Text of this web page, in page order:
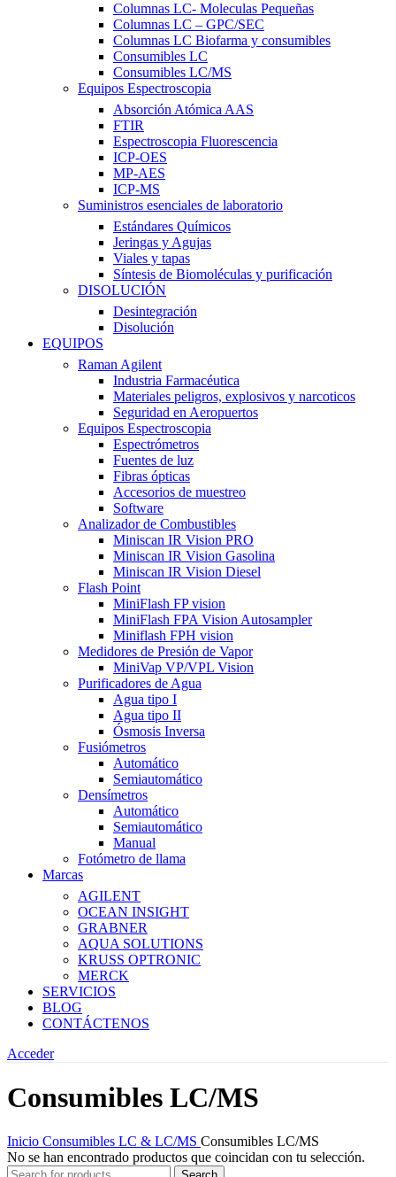
Columnas LC- Moleculas Pequeñas
Columnas LC – GPC/SEC
Columnas LC Biofarma y consumibles
Consumibles LC
Consumibles LC/MS
Equipos Espectroscopia
Absorción Atómica AAS
FTIR
Espectroscopia Fluorescencia
ICP-OES
MP-AES
ICP-MS
Suministros esenciales de laboratorio
Estándares Químicos
Jeringas y Agujas
Viales y tapas
Síntesis de Biomoléculas y purificación
DISOLUCIÓN
Desintegración
Disolución
EQUIPOS
Raman Agilent
Industria Farmacéutica
Materiales peligros, explosivos y narcoticos
Seguridad en Aeropuertos
Equipos Espectroscopia
Espectrómetros
Fuentes de luz
Fibras ópticas
Accesorios de muestreo
Software
Analizador de Combustibles
Miniscan IR Vision PRO
Miniscan IR Vision Gasolina
Miniscan IR Vision Diesel
Flash Point
MiniFlash FP vision
MiniFlash FPA Vision Autosampler
Miniflash FPH vision
Medidores de Presión de Vapor
MiniVap VP/VPL Vision
Purificadores de Agua
Agua tipo I
Agua tipo II
Ósmosis Inversa
Fusiómetros
Automático
Semiautomático
Densímetros
Automático
Semiautomático
Manual
Fotómetro de llama
Marcas
AGILENT
OCEAN INSIGHT
GRABNER
AQUA SOLUTIONS
KRUSS OPTRONIC
MERCK
SERVICIOS
BLOG
CONTÁCTENOS
Acceder
Consumibles LC/MS
Inicio Consumibles LC & LC/MS Consumibles LC/MS
No se han encontrado productos que coincidan con tu selección.